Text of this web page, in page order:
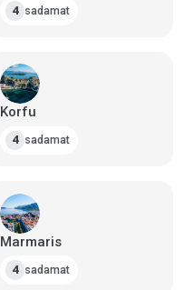
4 sadamat
Korfu
4 sadamat
Marmaris
4 sadamat